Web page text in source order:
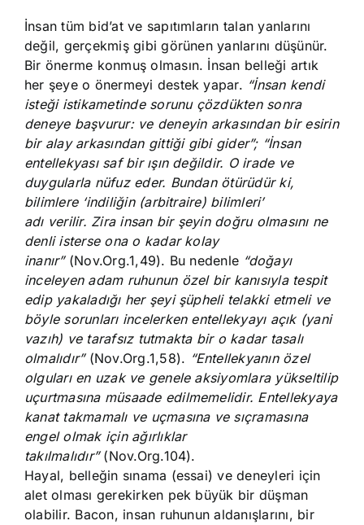
İnsan tüm bid’at ve sapıtımların talan yanlarını
değil, gerçekmiş gibi görünen yanlarını düşünür.
Bir önerme konmuş olmasın. İnsan belleği artık
her şeye o önermeyi destek yapar. “İnsan kendi
isteği istikametinde sorunu çözdükten sonra
deneye başvurur: ve deneyin arkasından bir esirin
bir alay arkasından gittiği gibi gider”; “İnsan
entellekyası saf bir ışın değildir. O irade ve
duygularla nüfuz eder. Bundan ötürüdür ki,
bilimlere ‘indiliğin (arbitraire) bilimleri’
adı verilir. Zira insan bir şeyin doğru olmasını ne
denli isterse ona o kadar kolay
inanır”(Nov.Org.1,49). Bu nedenle “doğayı
inceleyen adam ruhunun özel bir kanısıyla tespit
edip yakaladığı her şeyi şüpheli telakki etmeli ve
böyle sorunları incelerken entellekyayı açık (yani
vazıh) ve tarafsız tutmakta bir o kadar tasalı
olmalıdır”(Nov.Org.1,58). “Entellekyanın özel
olguları en uzak ve genele aksiyomlara yükseltilip
uçurtmasına müsaade edilmemelidir. Entellekyaya
kanat takmamalı ve uçmasına ve sıçramasına
engel olmak için ağırlıklar
takılmalıdır”(Nov.Org.104).
Hayal, belleğin sınama (essai) ve deneyleri için
alet olması gerekirken pek büyük bir düşman
olabilir. Bacon, insan ruhunun aldanışlarını, bir